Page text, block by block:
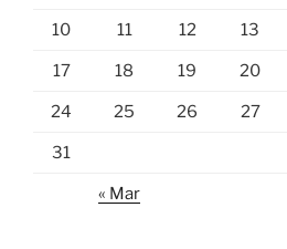
10 11 12 13
17 18 19 20
24 25 26 27
31
« Mar